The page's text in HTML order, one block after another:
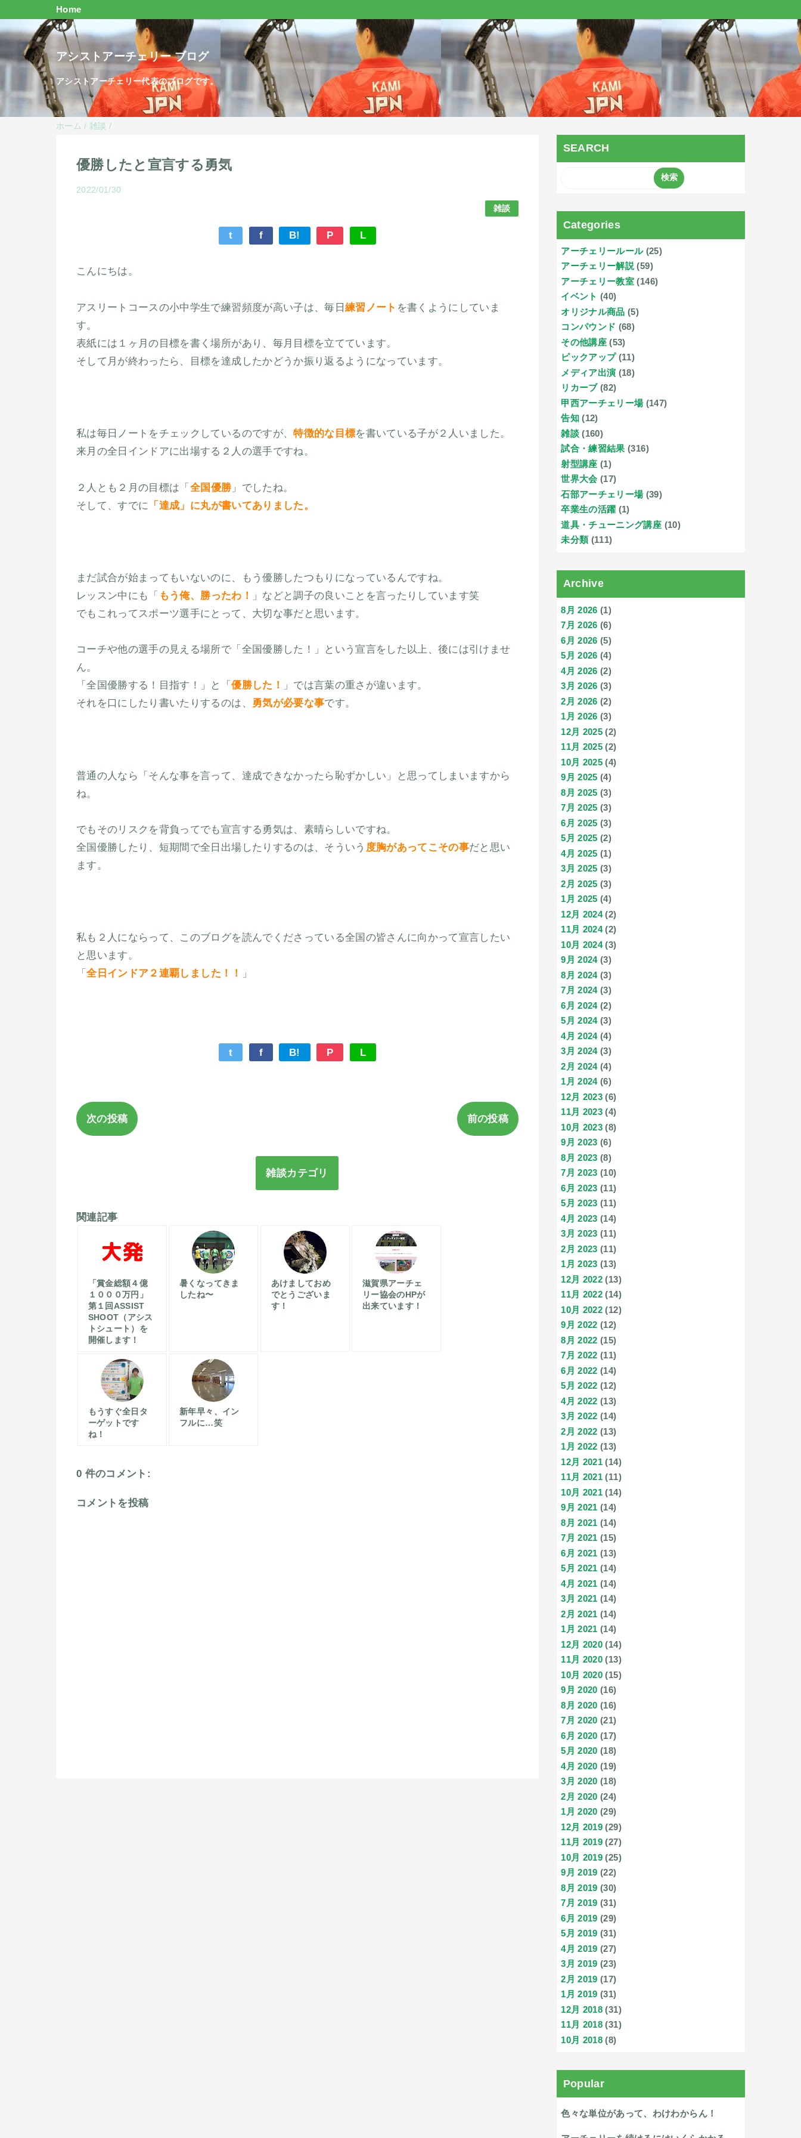
Home
アシストアーチェリー ブログ
アシストアーチェリー代表のブログです。
ホーム / 雑談 /
優勝したと宣言する勇気
2022/01/30
雑談
t f B! P L
こんにちは。
アスリートコースの小中学生で練習頻度が高い子は、毎日 練習ノート を書くようにしていま
す。
表紙には１ヶ月の目標を書く場所があり、毎月目標を立てています。
そして月が終わったら、目標を達成したかどうか振り返るようになっています。
私は毎日ノートをチェックしているのですが、特徴的な目標を書いている子が２人いました。
来月の全日インドアに出場する２人の選手ですね。
２人とも２月の目標は「 全国優勝 」でしたね。
そして、すでに
「達成」に丸が書いてありました。
まだ試合が始まってもいないのに、もう優勝したつもりになっているんですね。
レッスン中にも「 もう俺、勝ったわ！
」などと調子の良いことを言ったりしています笑
でもこれってスポーツ選手にとって、大切な事だと思います。
コーチや他の選手の見える場所で「全国優勝した！」という宣言をした以上、後には引けませ
ん。
「全国優勝する！目指す！」と「優勝した！
」では言葉の重さが違います。
それを口にしたり書いたりするのは、
勇気が必要な事です。
普通の人なら「そんな事を言って、達成できなかったら恥ずかしい」と思ってしまいますから
ね。
でもそのリスクを背負ってでも宣言する勇気は、素晴らしいですね。
全国優勝したり、短期間で全日出場したりするのは、そういう 度胸があってこその事だと思い
ます。
私も２人にならって、このブログを読んでくださっている全国の皆さんに向かって宣言したい
と思います。
「全日インドア２連覇しました！！ 」
t f B! P L
次の投稿 前の投稿
雑談カテゴリ
関連記事
「賞金総額４億
１０００万円」
第１回ASSIST
SHOOT（アシス
トシュート）を
開催します！
暑くなってきま
したね〜
あけましておめ
でとうございま
す！
滋賀県アーチェ
リー協会のHPが
出来ています！
もうすぐ全日タ
ーゲットです
ね！
新年早々、イン
フルに…笑
0 件のコメント:
コメントを投稿
SEARCH
Categories
アーチェリールール (25)
アーチェリー解説 (59)
アーチェリー教室 (146)
イベント (40)
オリジナル商品 (5)
コンパウンド (68)
その他講座 (53)
ピックアップ (11)
メディア出演 (18)
リカーブ (82)
甲西アーチェリー場 (147)
告知 (12)
雑談 (160)
試合・練習結果 (316)
射型講座 (1)
世界大会 (17)
石部アーチェリー場 (39)
卒業生の活躍 (1)
道具・チューニング講座 (10)
未分類 (111)
Archive
8月 2026 (1)
7月 2026 (6)
6月 2026 (5)
5月 2026 (4)
4月 2026 (2)
3月 2026 (3)
2月 2026 (2)
1月 2026 (3)
12月 2025 (2)
11月 2025 (2)
10月 2025 (4)
9月 2025 (4)
8月 2025 (3)
7月 2025 (3)
6月 2025 (3)
5月 2025 (2)
4月 2025 (1)
3月 2025 (3)
2月 2025 (3)
1月 2025 (4)
12月 2024(2)
11月 2024(2)
10月 2024(3)
9月 2024(3)
8月 2024(3)
7月 2024(3)
6月 2024(2)
5月 2024(3)
4月 2024(4)
3月 2024(3)
2月 2024(4)
1月 2024(6)
12月 2023 (6)
11月 2023 (4)
10月 2023 (8)
9月 2023 (6)
8月 2023 (8)
7月 2023 (10)
6月 2023 (11)
5月 2023 (11)
4月 2023 (14)
3月 2023 (11)
2月 2023 (11)
1月 2023 (13)
12月 2022 (13)
11月 2022 (14)
10月 2022 (12)
9月 2022 (12)
8月 2022 (15)
7月 2022 (11)
6月 2022 (14)
5月 2022 (12)
4月 2022 (13)
3月 2022 (14)
2月 2022 (13)
1月 2022 (13)
12月 2021 (14)
11月 2021 (11)
10月 2021 (14)
9月 2021 (14)
8月 2021 (14)
7月 2021 (15)
6月 2021 (13)
5月 2021 (14)
4月 2021 (14)
3月 2021 (14)
2月 2021 (14)
1月 2021 (14)
12月 2020 (14)
11月 2020 (13)
10月 2020 (15)
9月 2020 (16)
8月 2020 (16)
7月 2020 (21)
6月 2020 (17)
5月 2020 (18)
4月 2020 (19)
3月 2020 (18)
2月 2020 (24)
1月 2020 (29)
12月 2019 (29)
11月 2019 (27)
10月 2019 (25)
9月 2019 (22)
8月 2019 (30)
7月 2019 (31)
6月 2019 (29)
5月 2019 (31)
4月 2019 (27)
3月 2019 (23)
2月 2019 (17)
1月 2019 (31)
12月 2018 (31)
11月 2018 (31)
10月 2018 (8)
Popular
色々な単位があって、わけわからん！